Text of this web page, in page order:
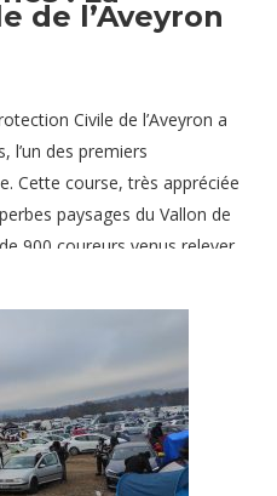
de l’Aveyron
Civile de l’Aveyron a
l’un des premiers
Cette course, très appréciée
paysages du Vallon de
900 coureurs venus relever
la sécurité de tous, dix
et un poste de secours
si nécessaire.
de nos équipes